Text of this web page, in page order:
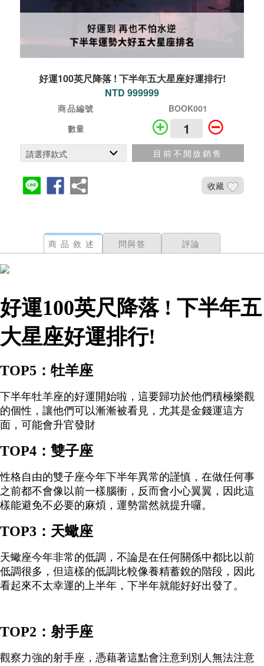
好運100英尺降落 ! 下半年五大星座好運排行!
NTD 999999
商品編號
BOOK001
數量
目前不開放銷售
收藏
商品敘述 問與答 評論